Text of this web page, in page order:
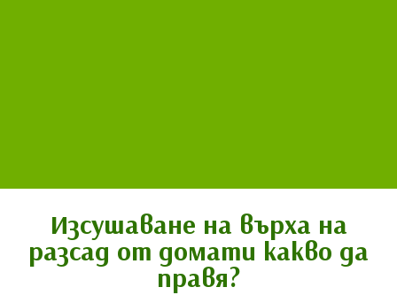
Изсушаване на върха на
разсад от домати какво да
правя?